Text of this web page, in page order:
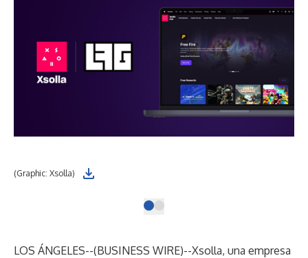
(Graphic: Xsolla)
LOS ÁNGELES--(BUSINESS WIRE)--Xsolla, una empresa